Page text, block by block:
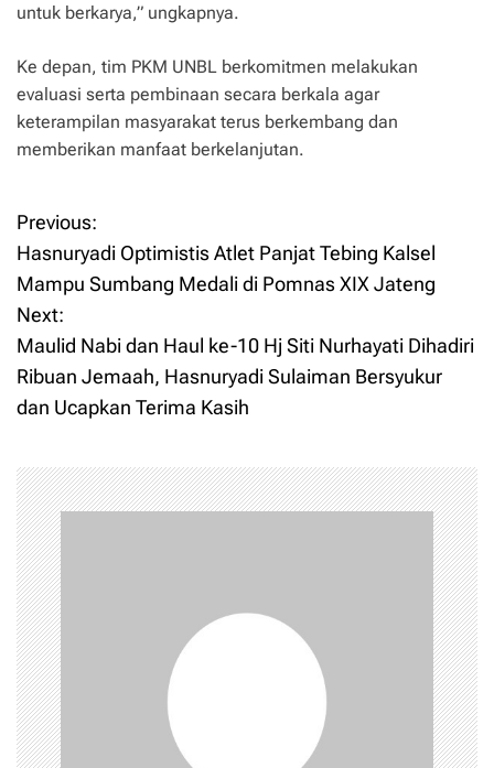
untuk berkarya,” ungkapnya.
Ke depan, tim PKM UNBL berkomitmen melakukan
evaluasi serta pembinaan secara berkala agar
keterampilan masyarakat terus berkembang dan
memberikan manfaat berkelanjutan.
P
o
s
t
n
a
v
i
g
a
t
i
Previous:
Hasnuryadi Optimistis Atlet Panjat Tebing Kalsel
Mampu Sumbang Medali di Pomnas XIX Jateng
Next:
Maulid Nabi dan Haul ke-10 Hj Siti Nurhayati Dihadiri
Ribuan Jemaah, Hasnuryadi Sulaiman Bersyukur
dan Ucapkan Terima Kasih